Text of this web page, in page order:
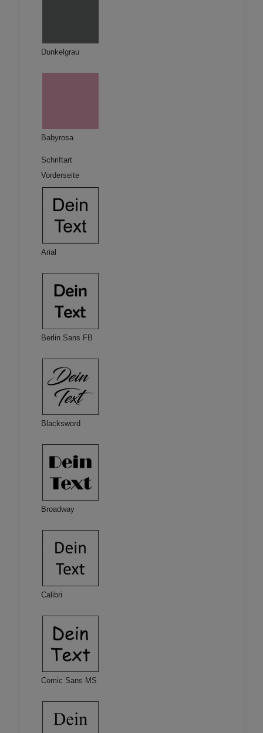
Dunkelgrau
Babyrosa
Schriftart
Vorderseite
Arial
Berlin Sans FB
Blacksword
Broadway
Calibri
Comic Sans MS